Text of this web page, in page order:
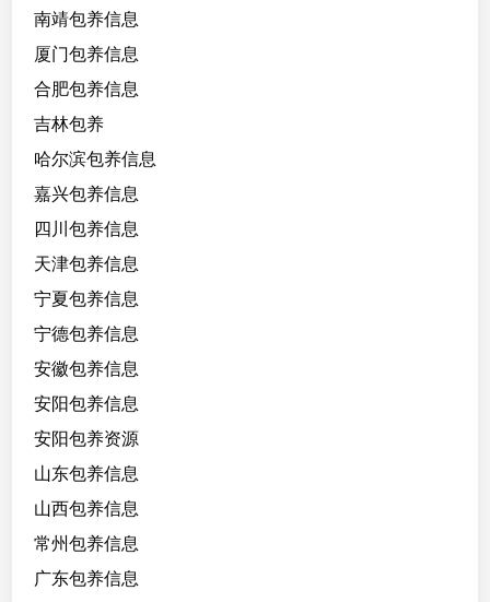
南靖包养信息
厦门包养信息
合肥包养信息
吉林包养
哈尔滨包养信息
嘉兴包养信息
四川包养信息
天津包养信息
宁夏包养信息
宁德包养信息
安徽包养信息
安阳包养信息
安阳包养资源
山东包养信息
山西包养信息
常州包养信息
广东包养信息